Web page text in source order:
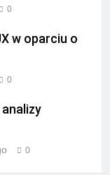
0
w oparciu o
0
0